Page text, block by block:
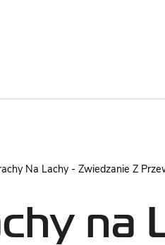
Na Lachy - Zwiedzanie Z
na